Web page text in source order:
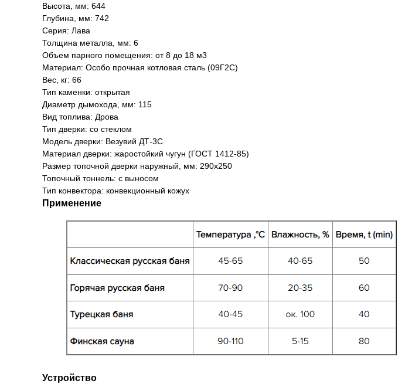
Высота, мм: 644
Глубина, мм: 742
Серия: Лава
Толщина металла, мм: 6
Объем парного помещения: от 8 до 18 м3
Материал: Особо прочная котловая сталь (09Г2С)
Вес, кг: 66
Тип каменки: открытая
Диаметр дымохода, мм: 115
Вид топлива: Дрова
Тип дверки: со стеклом
Модель дверки: Везувий ДТ-3С
Материал дверки: жаростойкий чугун (ГОСТ 1412-85)
Размер топочной дверки наружный, мм: 290х250
Топочный тоннель: с выносом
Тип конвектора: конвекционный кожух
Применение
Устройство